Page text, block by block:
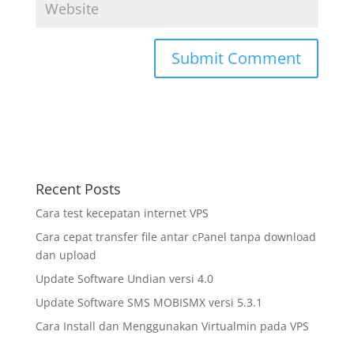
Recent Posts
Cara test kecepatan internet VPS
Cara cepat transfer file antar cPanel tanpa download
dan upload
Update Software Undian versi 4.0
Update Software SMS MOBISMX versi 5.3.1
Cara Install dan Menggunakan Virtualmin pada VPS